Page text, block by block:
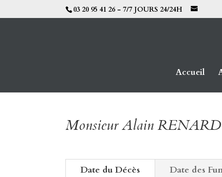
03 20 95 41 26 - 7/7 JOURS 24/24H
Accueil
Monsieur Alain RENARD
Date du Décès Date des